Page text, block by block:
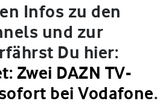
Infos zu den
und zur
Du hier:
Zwei DAZN TV-
bei Vodafone.